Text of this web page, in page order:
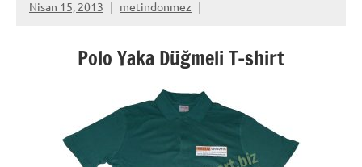
Nisan 15, 2013 metindonmez
Polo Yaka Düğmeli T-shirt